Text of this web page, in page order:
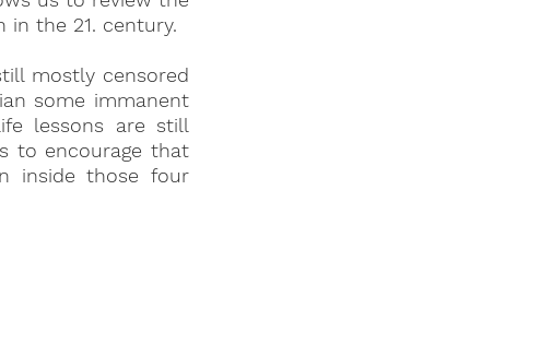
the 21. century.
mostly censored
some immanent
lessons are still
to encourage that
inside those four